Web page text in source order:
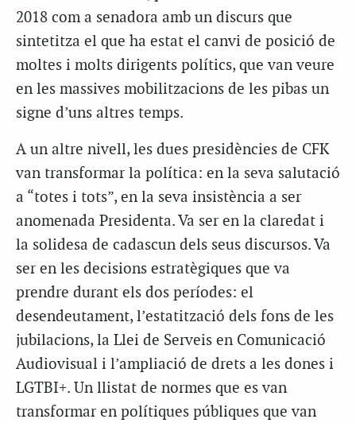
2018 com a senadora amb un discurs que
sintetitza el que ha estat el canvi de posició de
moltes i molts dirigents polítics, que van veure
en les massives mobilitzacions de les pibas un
signe d’uns altres temps.
A un altre nivell, les dues presidències de CFK
van transformar la política: en la seva salutació
a “totes i tots”, en la seva insistència a ser
anomenada Presidenta. Va ser en la claredat i
la solidesa de cadascun dels seus discursos. Va
ser en les decisions estratègiques que va
prendre durant els dos períodes: el
desendeutament, l’estatització dels fons de les
jubilacions, la Llei de Serveis en Comunicació
Audiovisual i l’ampliació de drets a les dones i
LGTBI+. Un llistat de normes que es van
transformar en polítiques públiques que van